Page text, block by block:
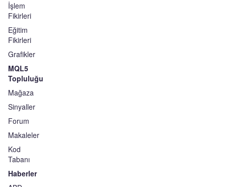
İşlem
Fikirleri
Eğitim
Fikirleri
Grafikler
MQL5
Topluluğu
Mağaza
Sinyaller
Forum
Makaleler
Kod
Tabanı
Haberler